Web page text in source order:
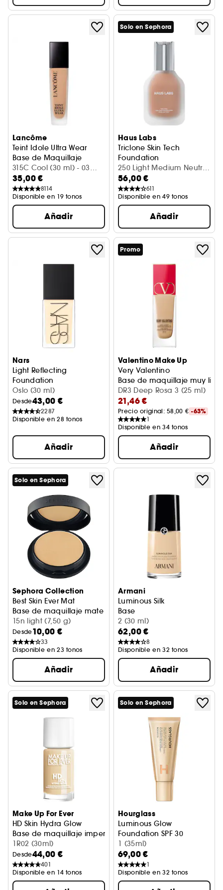
Lancôme
Teint Idole Ultra Wear
Base de Maquillaje
315C Cool (30 ml) - 03
Beige Diaphane
35,00 €
8114
Disponible en 19 tonos
Añadir
Solo en Sephora
Haus Labs
Triclone Skin Tech
Foundation
Cobertura media con
250 Light Medium Neutral
(30 ml)
56,00 €
611
Disponible en 49 tonos
Añadir
Nars
Light Reflecting
Foundation
Base de maquillaje fluida
Oslo (30 ml)
Desde43,00 €
2287
Disponible en 28 tonos
Añadir
Promo
Valentino Make Up
Very Valentino
Base de maquillaje muy
DR3 Deep Rosa 3 (25 ml)
21,46 €
Precio original: 58,00 € -63%
1
Disponible en 34 tonos
Añadir
Solo en Sephora
Sephora Collection
Best Skin Ever Mat
Base de maquillaje mate
15n light (7,50 g)
Desde10,00 €
33
Disponible en 23 tonos
Añadir
Armani
Luminous Silk
Base
2 (30 ml)
62,00 €
8
Disponible en 32 tonos
Añadir
Solo en Sephora
Make Up For Ever
HD Skin Hydra Glow
Base de maquillaje imperceptible, luminosidad e
1R02 (30ml)
Desde44,00 €
401
Disponible en 14 tonos
Solo en Sephora
Hourglass
Luminous Glow
Foundation SPF 30
Base luminosa SPF30
1 (35ml)
69,00 €
1
Disponible en 32 tonos